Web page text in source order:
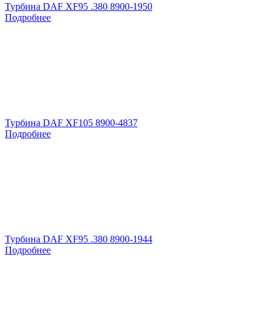
Турбина DAF XF95 .380 8900-1950
Подробнее
Турбина DAF XF105 8900-4837
Подробнее
Турбина DAF XF95 .380 8900-1944
Подробнее